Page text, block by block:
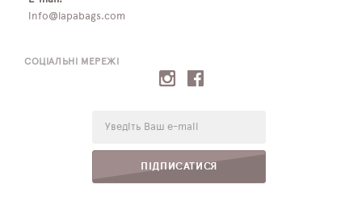
СОЦІАЛЬНІ МЕРЕЖІ
ПІДПИСАТИСЯ
info@lapabags.com